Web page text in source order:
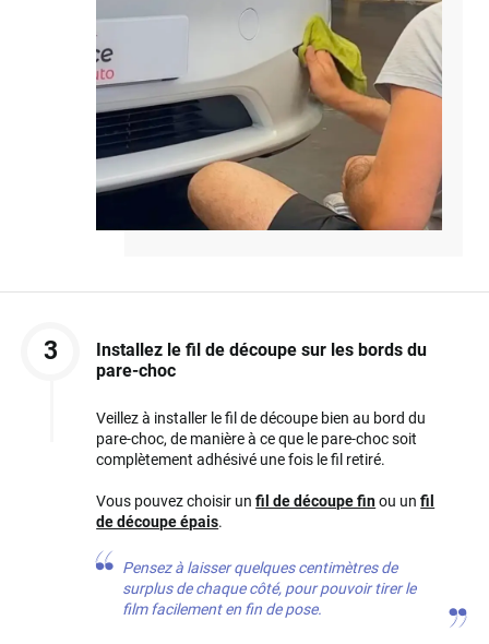
3
Installez le fil de découpe sur les bords du
pare-choc
Veillez à installer le fil de découpe bien au bord du
pare-choc, de manière à ce que le pare-choc soit
complètement adhésivé une fois le fil retiré.
Vous pouvez choisir unfil de découpe finou unfil
de découpe épais.
Pensez à laisser quelques centimètres de
surplus de chaque côté, pour pouvoir tirer le
film facilement en fin de pose.